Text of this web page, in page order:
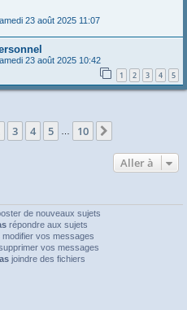
23 août 2025 11:07
23 août 2025 10:42
1 2 3 4 5
10
3 4 5 10
Aller à
de nouveaux sujets
répondre aux sujets
modifier vos messages
vos messages
joindre des fichiers